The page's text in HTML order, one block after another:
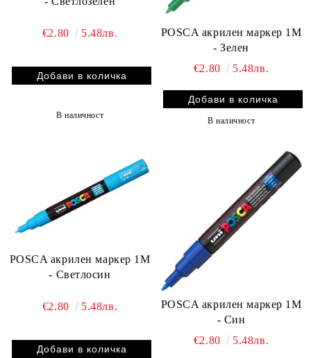
€2.80 5.48лв.
В наличност
POSCA акрилен маркер 1M
- Зелен
€2.80
5.48лв.
В наличност
POSCA акрилен маркер 1M
- Светлосин
€2.80 5.48лв.
POSCA акрилен маркер 1M
- Син
€2.80
5.48лв.